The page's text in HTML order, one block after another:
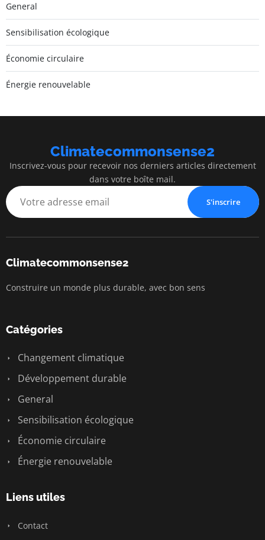
General
Sensibilisation écologique
Économie circulaire
Énergie renouvelable
Climatecommonsense2
Inscrivez-vous pour recevoir nos derniers articles directement
dans votre boîte mail.
S'inscrire
Climatecommonsense2
Construire un monde plus durable, avec bon sens
Catégories
Changement climatique
Développement durable
General
Sensibilisation écologique
Économie circulaire
Énergie renouvelable
Liens utiles
Contact